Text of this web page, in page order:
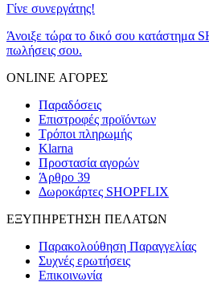
Γίνε συνεργάτης!
Άνοιξε τώρα το δικό σου κατάστημα
πωλήσεις σου.
ONLINE ΑΓΟΡΕΣ
Παραδόσεις
Επιστροφές προϊόντων
Τρόποι πληρωμής
Klarna
Προστασία αγορών
Άρθρο 39
Δωροκάρτες SHOPFLIX
ΕΞΥΠΗΡΕΤΗΣΗ ΠΕΛΑΤΩΝ
Παρακολούθηση Παραγγελίας
Συχνές ερωτήσεις
Επικοινωνία